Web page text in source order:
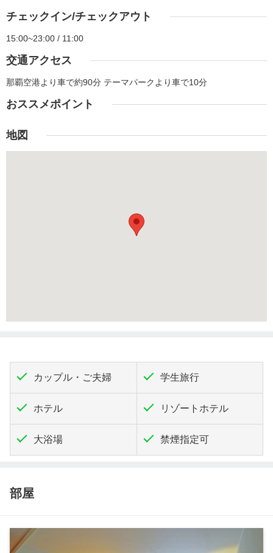
チェックイン/チェックアウト
15:00~23:00 / 11:00
交通アクセス
那覇空港より車で約90分 テーマパークより車で10分
おススメポイント
地図
カップル・ご夫婦 学生旅行
ホテル リゾートホテル
大浴場 禁煙指定可
部屋